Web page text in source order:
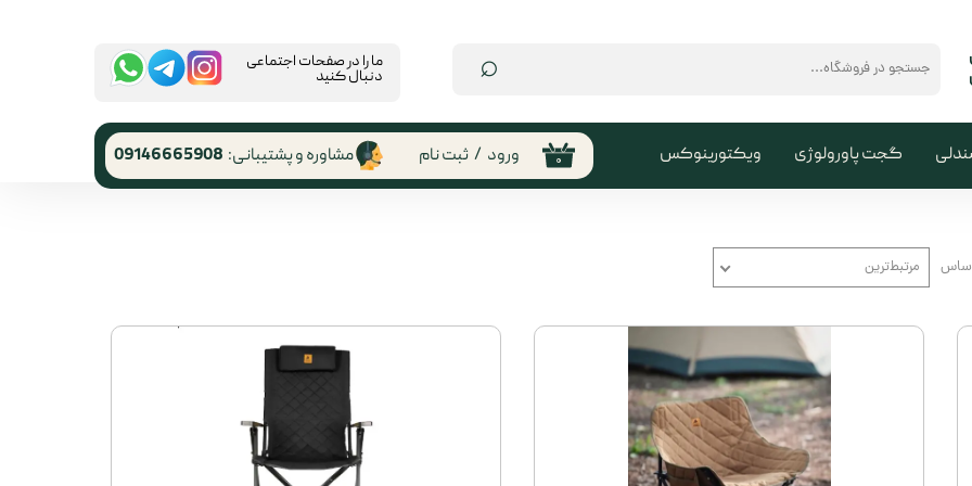
⌕
گجت پاورولوژی ویکتورینوکس ۰ ورود / ثبت نام
حساب کاربری
خروج از حساب
مشاوره و پشتیبانی: 09146665908
​ما را در صفحات اجتماعی
دنبال کنید
مرتبط‌ترین